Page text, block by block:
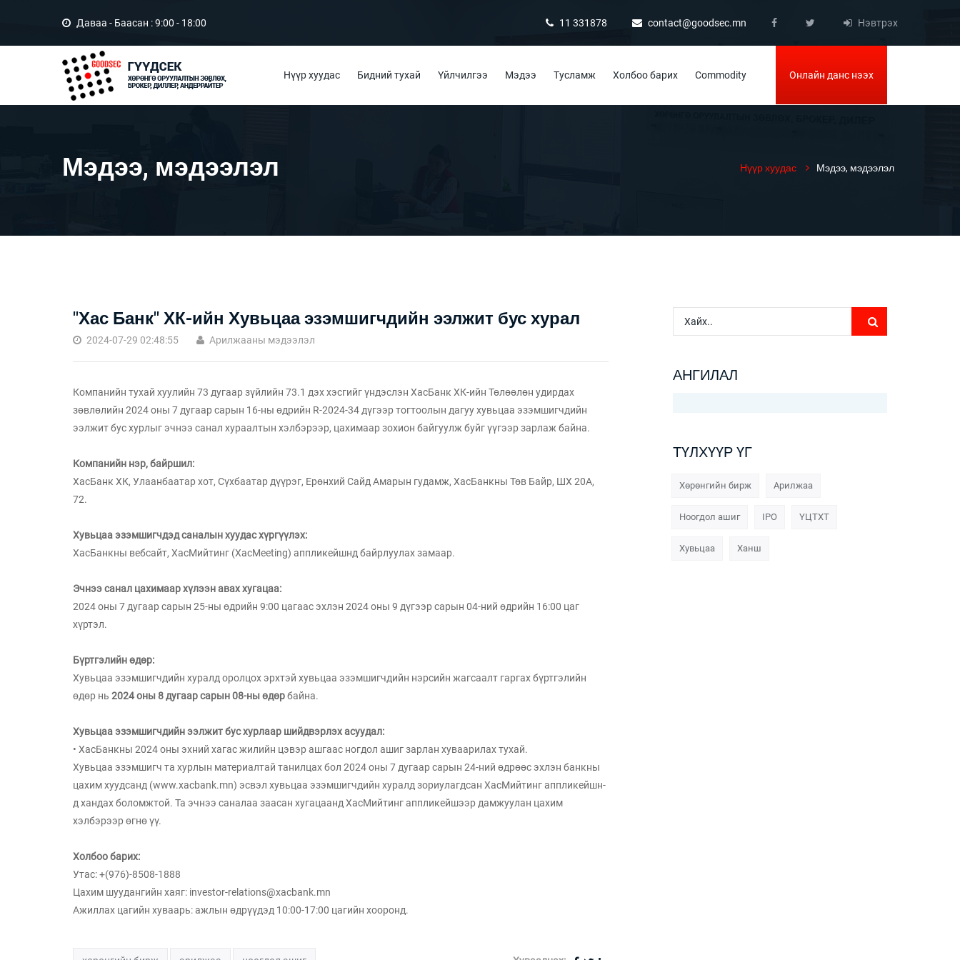
Даваа - Баасан : 9:00 - 18:00 11 331878 contact@goodsec.mn Нэвтрэх
Нүүр хуудас Бидний тухай Үйлчилгээ Мэдээ Тусламж Холбоо барих Commodity Онлайн данс нээх
Мэдээ, мэдээлэл Нүүр хуудас Мэдээ, мэдээлэл
"Хас Банк" ХК-ийн Хувьцаа эзэмшигчдийн ээлжит бус хурал
2024-07-29 02:48:55 Арилжааны мэдээлэл
Компанийн тухай хуулийн 73 дугаар зүйлийн 73.1 дэх хэсгийг үндэслэн ХасБанк ХК-ийн Төлөөлөн удирдах
зөвлөлийн 2024 оны 7 дугаар сарын 16-ны өдрийн R-2024-34 дүгээр тогтоолын дагуу хувьцаа эзэмшигчдийн
ээлжит бус хурлыг эчнээ санал хураалтын хэлбэрээр, цахимаар зохион байгуулж буйг үүгээр зарлаж байна.
Компанийн нэр, байршил:
ХасБанк ХК, Улаанбаатар хот, Сүхбаатар дүүрэг, Ерөнхий Сайд Амарын гудамж, ХасБанкны Төв Байр, ШХ 20A,
72.
Хувьцаа эзэмшигчдэд саналын хуудас хүргүүлэх:
ХасБанкны вебсайт, ХасМийтинг (XacMeeting) аппликейшнд байрлуулах замаар.
Эчнээ санал цахимаар хүлээн авах хугацаа:
2024 оны 7 дугаар сарын 25-ны өдрийн 9:00 цагаас эхлэн 2024 оны 9 дүгээр сарын 04-ний өдрийн 16:00 цаг
хүртэл.
Бүртгэлийн өдөр:
Хувьцаа эзэмшигчдийн хуралд оролцох эрхтэй хувьцаа эзэмшигчдийн нэрсийн жагсаалт гаргах бүртгэлийн
өдөр нь 2024 оны 8 дугаар сарын 08-ны өдөрбайна.
Хувьцаа эзэмшигчдийн ээлжит бус хурлаар шийдвэрлэх асуудал:
• ХасБанкны 2024 оны эхний хагас жилийн цэвэр ашгаас ногдол ашиг зарлан хуваарилах тухай.
Хувьцаа эзэмшигч та хурлын материалтай танилцах бол 2024 оны 7 дугаар сарын 24-ний өдрөөс эхлэн банкны
цахим хуудсанд (www.xacbank.mn) эсвэл хувьцаа эзэмшигчдийн хуралд зориулагдсан ХасМийтинг аппликейшн-
д хандах боломжтой. Та эчнээ саналаа заасан хугацаанд ХасМийтинг аппликейшээр дамжуулан цахим
хэлбэрээр өгнө үү.
Холбоо барих:
Утас: +(976)-8508-1888
Цахим шуудангийн хаяг: investor-relations@xacbank.mn
Ажиллах цагийн хуваарь: ажлын өдрүүдэд 10:00-17:00 цагийн хооронд.
АНГИЛАЛ
ТҮЛХҮҮР ҮГ
Хөрөнгийн бирж Арилжаа
Ноогдол ашиг IPO ҮЦТХТ
Хувьцаа Ханш